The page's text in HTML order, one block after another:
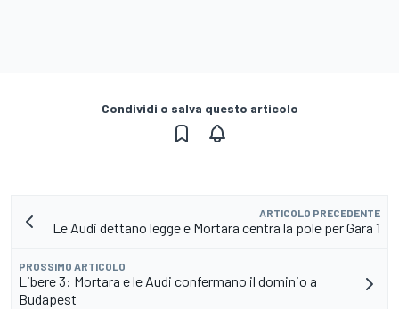
Condividi o salva questo articolo
ARTICOLO PRECEDENTE
Le Audi dettano legge e Mortara centra la pole per Gara 1
PROSSIMO ARTICOLO
Libere 3: Mortara e le Audi confermano il dominio a
Budapest